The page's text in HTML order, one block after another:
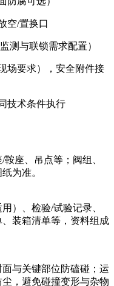
空/置换口
测与联锁需求配置）
场要求），安全附件接
技术条件执行
座、吊点等；阀组、
为准。
）、检验/试验记录、
装箱清单等，资料组成
与关键部位防磕碰；运
，避免碰撞变形与杂物